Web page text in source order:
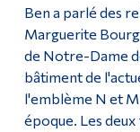
Ben a parlé des
Marguerite
de Notre-Dame
bâtiment de
l'emblème N et
époque. Les